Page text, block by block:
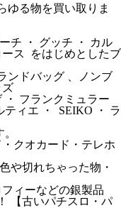
ゆる物を買い取りま
チ ・ グッチ ・ カル
ス をはじめとしたブ
ンドバッグ 、ノンブ
ズ
・ フランクミュラー
ティエ ・ SEIKO ・ ラ
クオカード・テレホ
や切れちゃった物・
ィーなどの銀製品
【古いパチスロ・パ